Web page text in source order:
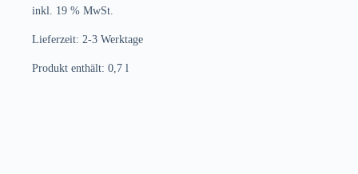
inkl. 19 % MwSt.
Lieferzeit: 2-3 Werktage
Produkt enthält: 0,7 l